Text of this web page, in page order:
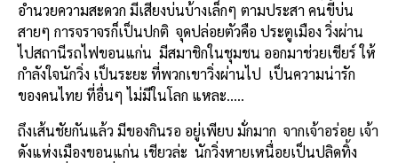
อำนวยความสะดวก มีเสียงบ่นบ้างเล็กๆ ตามประสา คนขี้บ่น
สายๆ การจราจรก็เป็นปกติ จุดปล่อยตัวคือ ประตูเมือง วิ่งผ่าน
ไปสถานีรถไฟขอนแก่น มีสมาชิกในชุมชน ออกมาช่วยเชียร์ ให้
กำลังใจนักวิ่ง เป็นระยะ ที่พวกเขาวิ่งผ่านไป เป็นความน่ารัก
ของคนไทย ที่อื่นๆ ไม่มีในโลก แหละ…..
ถึงเส้นชัยกันแล้ว มีของกินรอ อยู่เพียบ มั่กมาก จากเจ้าอร่อย เจ้า
ดังแห่งเมืองขอนแก่น เชียวล่ะ นักวิ่งหายเหนื่อยเป็นปลิดทิ้ง